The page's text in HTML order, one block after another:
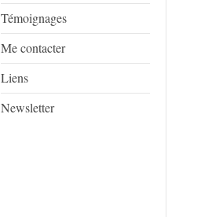
Témoignages
Me contacter
Liens
Newsletter